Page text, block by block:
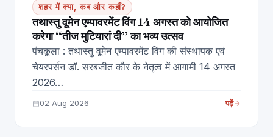
शहर में क्या, कब और कहाँ?
तथास्तु वूमेन एम्पावरमेंट विंग 14 अगस्त को आयोजित
करेगा “तीज मुटियारां दी” का भव्य उत्सव
पंचकूला : तथास्तु वूमेन एम्पावरमेंट विंग की संस्थापक एवं
चेयरपर्सन डॉ. सरबजीत कौर के नेतृत्व में आगामी 14 अगस्त
2026…
02 Aug 2026 पढ़ें